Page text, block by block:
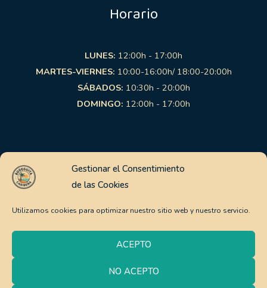
Gestionar el Consentimiento
de las Cookies
Utilizamos cookies para optimizar nuestro sitio web y nuestro servicio.
ACEPTO
NO ACEPTO
Horario
LUNES: 12:00h - 17:00h
MARTES-VIERNES: 10:00-16:00h/ 18:00-20:00h
SÁBADOS: 10:30h - 20:00h
DOMINGO: 12:00h - 17:00h
Links de interés
Aviso Legal
Política de Privacidad
Pago Seguro